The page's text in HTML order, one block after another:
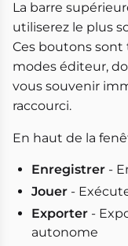
La barre
utiliserez le plus
Ces boutons sont
modes éditeur,
vous souvenir
raccourci.
En haut de la
Enregistrer -
Jouer -
Exporter -
autonome